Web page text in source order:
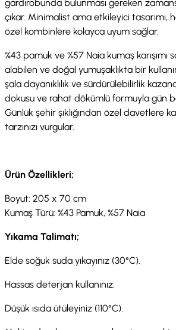
gardırobunda bulunması gereken
çıkar. Minimalist ama etkileyici tasarımı,
özel kombinlere kolayca uyum sağlar.
%43 pamuk ve %57 Naia kumaş
alabilen ve doğal yumuşaklıkta bir
şala dayanıklılık ve sürdürülebilirlik
dokusu ve rahat dökümlü formuyla gün
Günlük şehir şıklığından özel davetlere
tarzınızı vurgular.
Ürün Özellikleri;
Boyut: 205 x 70 cm
Kumaş Türü: %43 Pamuk, %57 Naia
Yıkama Talimatı;
Elde soğuk suda yıkayınız (30°C).
Hassas deterjan kullanınız.
Düşük ısıda ütüleyiniz (110°C).